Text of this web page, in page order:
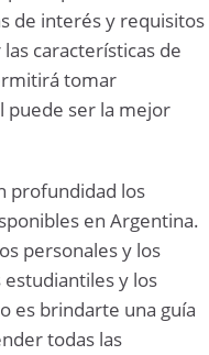
de interés y requisitos
características de
tomar
puede ser la mejor
profundidad los
en Argentina.
personales y los
y los
es brindarte una guía
todas las